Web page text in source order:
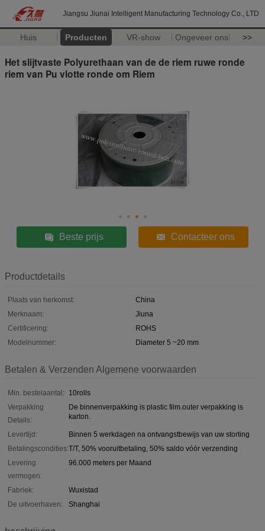
Jiangsu Jiunai Intelligent Manufacturing Technology Co., LTD
Huis Producten VR-show Ongeveer ons >>
Het slijtvaste Polyurethaan van de de riem ruwe ronde
riem van Pu vlotte ronde om Riem
Beste prijs Contacteer ons
Productdetails
Plaats van herkomst:
China
Merknaam:
Jiuna
Certificering:
ROHS
Modelnummer:
Diameter 5 ~20 mm
Betalen & Verzenden Algemene voorwaarden
Min. bestelaantal:
10rolls
Verpakking
Details:
De binnenverpakking is plastic film.outer verpakking is
karton.
Levertijd:
Binnen 5 werkdagen na ontvangstbewijs van uw storting
Betalingscondities:T/T, 50% vooruitbetaling, 50% saldo vóór verzending
Levering
vermogen:
96.000 meters per Maand
Fabriek:
Wuxistad
De uitvoerhaven:
Shanghai